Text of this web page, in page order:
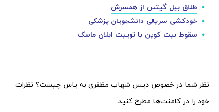
طلاق بیل گیتس از همسرش
خودکشی سریالی دانشجویان پزشکی
سقوط بیت کوین با توییت ایلان ماسک
.
نظر شما در خصوص دیس شهاب مظفری به یاس چیست؟ نظرات
خود را در کامنت‌ها مطرح کنید.